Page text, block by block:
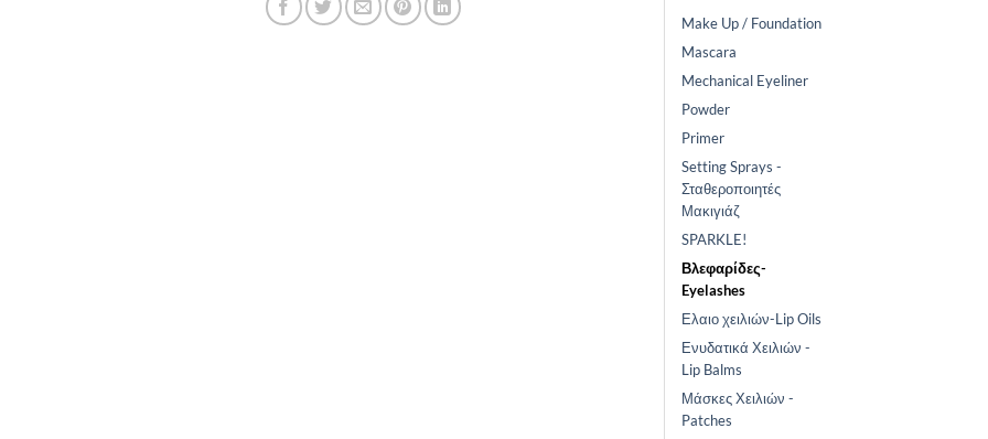
Make Up / Foundation
Mascara
Mechanical Eyeliner
Powder
Primer
Setting Sprays -
Σταθεροποιητές
Μακιγιάζ
SPARKLE!
Βλεφαρίδες-
Eyelashes
Ελαιο χειλιών-Lip Oils
Ενυδατικά Χειλιών -
Lip Balms
Μάσκες Χειλιών -
Patches